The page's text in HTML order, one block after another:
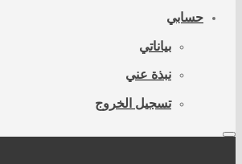
حسابي
بياناتي
نبذة عني
تسجيل الخروج